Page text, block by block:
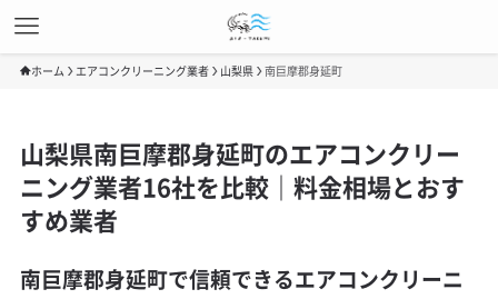
ホーム エアコンクリーニング業者 山梨県 南巨摩郡身延町
山梨県南巨摩郡身延町のエアコンクリー
ニング業者16社を比較｜料金相場とおす
すめ業者
南巨摩郡身延町で信頼できるエアコンクリーニ